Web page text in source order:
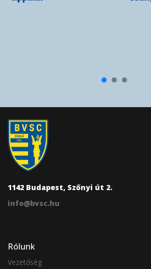
1142 Budapest, Szőnyi út 2.
info@bvsc.hu
Rólunk
Vezetőség